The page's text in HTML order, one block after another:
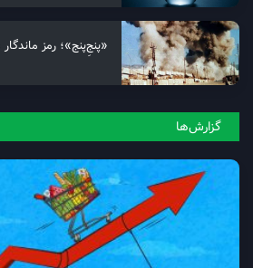
«پنجِ‌پنج»؛ رمز
گزارش‌ها